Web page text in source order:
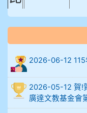
906陳兆宏
912余 嘉
914謝佩臻
902蘇奕愷
2026-06-12 115
2026-05-12 賀!
廣達文教基金會